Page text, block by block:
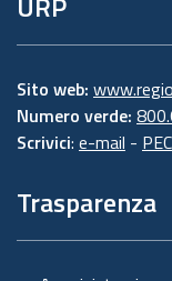
Sito web:
Numero verde:
Scrivici: e-mail - PEC
Trasparenza